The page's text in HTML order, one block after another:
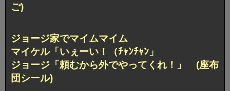
ご)
ジョージ家でマイムマイム
マイケル「いぇーい！（ﾁｬﾝﾁｬﾝ」
ジョージ「頼むから外でやってくれ！」 (座布
団シール)